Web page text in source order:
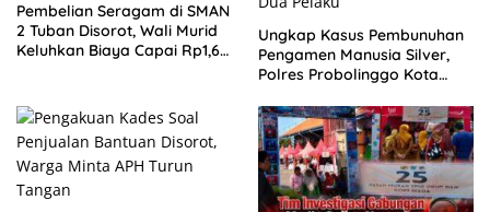
Pembelian Seragam di SMAN
2 Tuban Disorot, Wali Murid
Keluhkan Biaya Capai Rp1,6
Ungkap Kasus Pembunuhan
Pengamen Manusia Silver,
Polres Probolinggo Kota